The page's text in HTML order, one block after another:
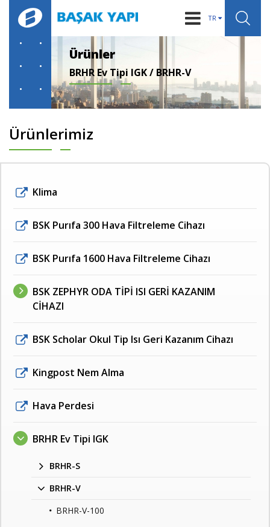
TR
IGK SİSTEMLERİ
ÜRÜNLER
Ürünler
BRHR Ev Tipi IGK / BRHR-V
Ürünlerimiz
Klima
BSK Purıfa 300 Hava Filtreleme Cihazı
BSK Purıfa 1600 Hava Filtreleme Cihazı
BSK ZEPHYR ODA TİPİ ISI GERİ KAZANIM
CİHAZI
BSK Scholar Okul Tip Isı Geri Kazanım Cihazı
Kingpost Nem Alma
Hava Perdesi
BRHR Ev Tipi IGK
BRHR-S
BRHR-V
BRHR-V-100